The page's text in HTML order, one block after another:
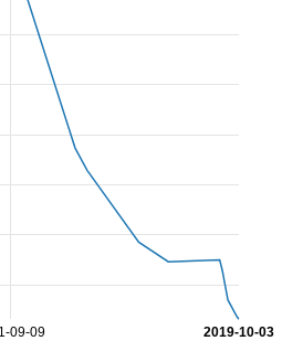
09-09 2019-10-03